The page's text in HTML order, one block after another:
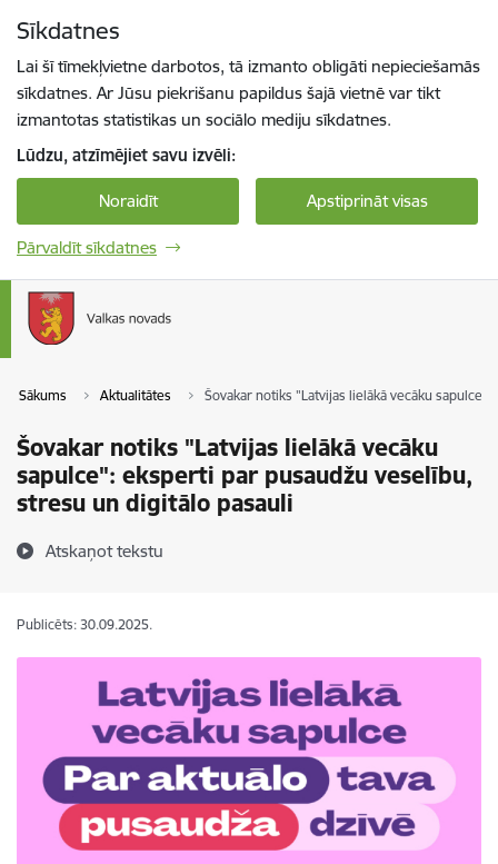
Sīkdatnes
Lai šī tīmekļvietne darbotos, tā izmanto obligāti nepieciešamās
sīkdatnes. Ar Jūsu piekrišanu papildus šajā vietnē var tikt
izmantotas statistikas un sociālo mediju sīkdatnes.
Lūdzu, atzīmējiet savu izvēli:
Noraidīt Apstiprināt visas
Pārvaldīt sīkdatnes
Sākums Aktualitātes Šovakar notiks "Latvijas lielākā vecāku
Šovakar notiks "Latvijas lielākā vecāku
sapulce": eksperti par pusaudžu veselību,
stresu un digitālo pasauli
Atskaņot tekstu
Publicēts: 30.09.2025.